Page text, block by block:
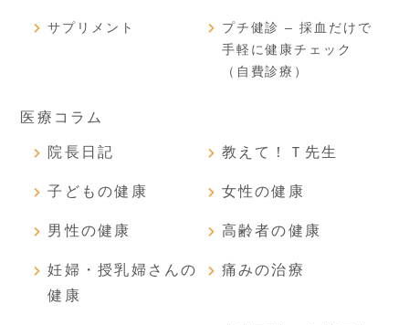
サプリメント
プチ健診 – 採血だけで
手軽に健康チェック
（自費診療）
医療コラム
院長日記 教えて！Ｔ先生
子どもの健康 女性の健康
男性の健康 高齢者の健康
妊婦・授乳婦さんの
健康
痛みの治療